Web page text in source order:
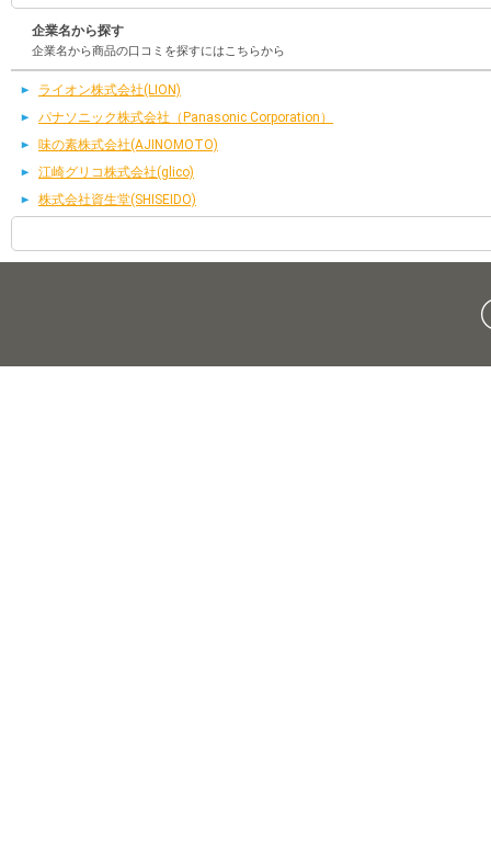
企業名から探す
企業名から商品の口コミを探すにはこちらから
ライオン株式会社(LION)
パナソニック株式会社（Panasonic Corporation）
味の素株式会社(AJINOMOTO)
江崎グリコ株式会社(glico)
株式会社資生堂(SHISEIDO)